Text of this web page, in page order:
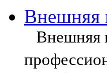
Внешняя
Внешняя